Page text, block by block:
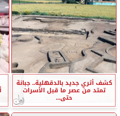
كشف أثري جديد بالدقهلية.. جبانة
تمتد من عصر ما قبل الأسرات
حتى...